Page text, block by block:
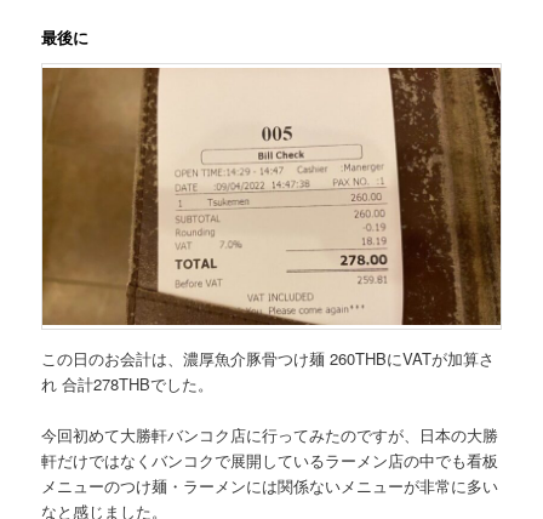
最後に
この日のお会計は、濃厚魚介豚骨つけ麺 260THBにVATが加算さ
れ合計278THBでした。
今回初めて大勝軒バンコク店に行ってみたのですが、日本の大勝
軒だけではなくバンコクで展開しているラーメン店の中でも看板
メニューのつけ麺・ラーメンには関係ないメニューが非常に多い
なと感じました。